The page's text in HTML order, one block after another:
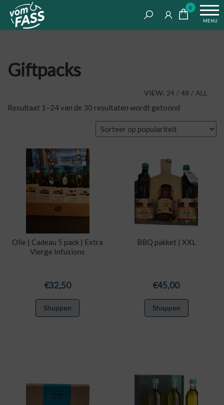
naar
de
0
MENU
Giftpacks
VIEW: 24 / 48 / ALL
Resultaat 1–24 van de 30 resultaten wordt getoond
op
populariteit
Olie | Cadeau 5 pack | Extra
Vierge Infusions
€32,50
Shoppen
BBQ pakket | XXL
€45,00
Shoppen